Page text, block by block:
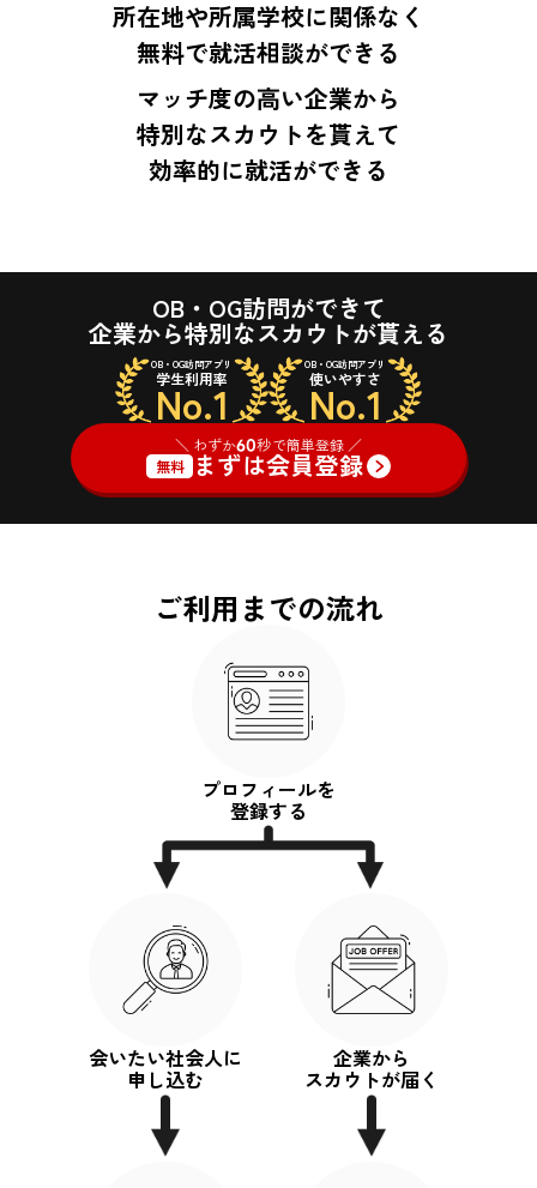
所在地や所属学校に関係なく
無料で就活相談ができる
マッチ度の高い企業から
特別なスカウトを貰えて
効率的に就活ができる
OB・OG訪問ができて
企業から特別なスカウトが貰える
OB・OG訪問アプリ
学生利用率
No.1
OB・OG訪問アプリ
使いやすさ
No.1
＼ わずか60秒で簡単登録 ／
無料
まずは会員登録
ご利用までの流れ
プロフィールを
登録する
会いたい社会人に
申し込む
企業から
スカウトが届く